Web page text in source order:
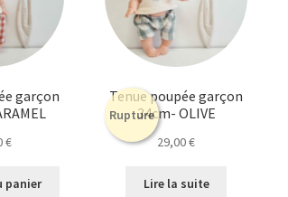
garçon
€
panier
Rupture
Tenue poupée garçon
34cm- OLIVE
29,00€
Lire la suite